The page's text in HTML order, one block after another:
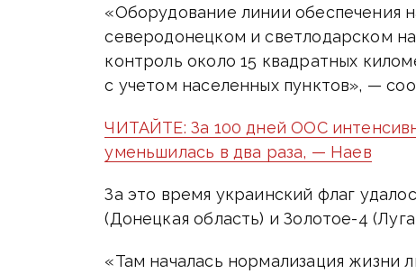
«Оборудование линии обеспечения
северодонецком и светлодарском
контроль около 15 квадратных
с учетом населенных пунктов», —
ЧИТАЙТЕ: За 100 дней ООС
уменьшилась в два раза, — Наев
За это время украинский флаг
(Донецкая область) и Золотое-4
«Там началась нормализация жизни